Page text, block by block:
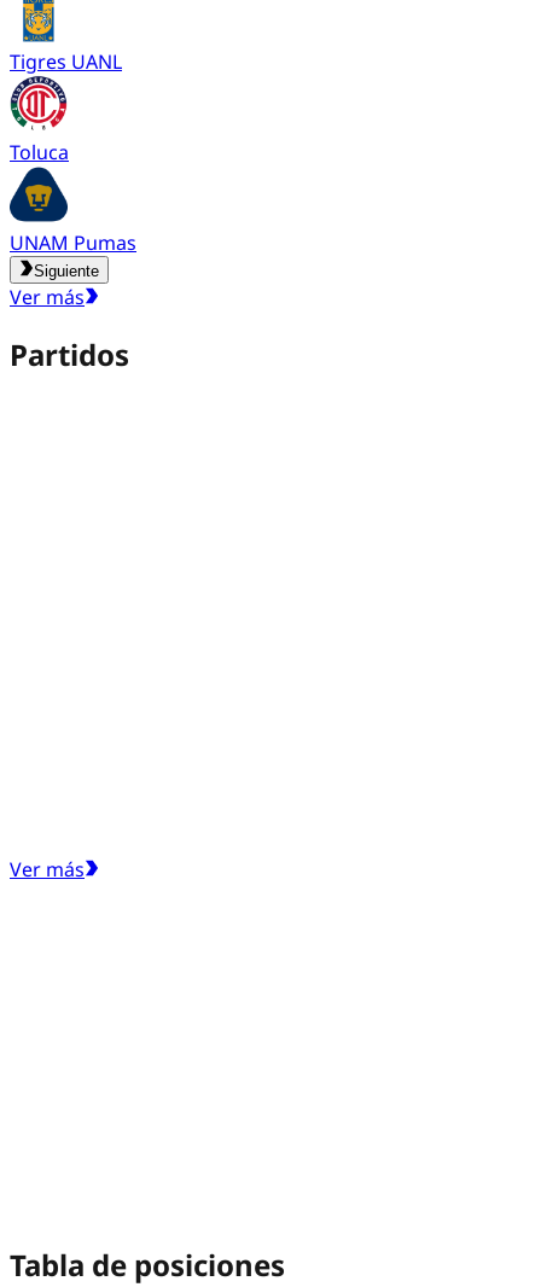
Tigres UANL
Toluca
UNAM Pumas
Siguiente
Ver más
Partidos
Ver más
Tabla de posiciones